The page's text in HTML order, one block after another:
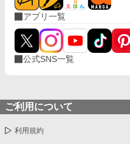
を感じないサラが慰め
ネ・オークランスを亡
さで『奥様』に関する
引にロイの元へ連れて
る。だが、 ——「失せ
い」 噂通り冷酷なロイ
のその人であるとは気
問題は元夫に存在を忘
ロイを愛しているとい
法』を己にかけることにする
アプリ一覧
公式SNS一覧
ご利用について
利用規約